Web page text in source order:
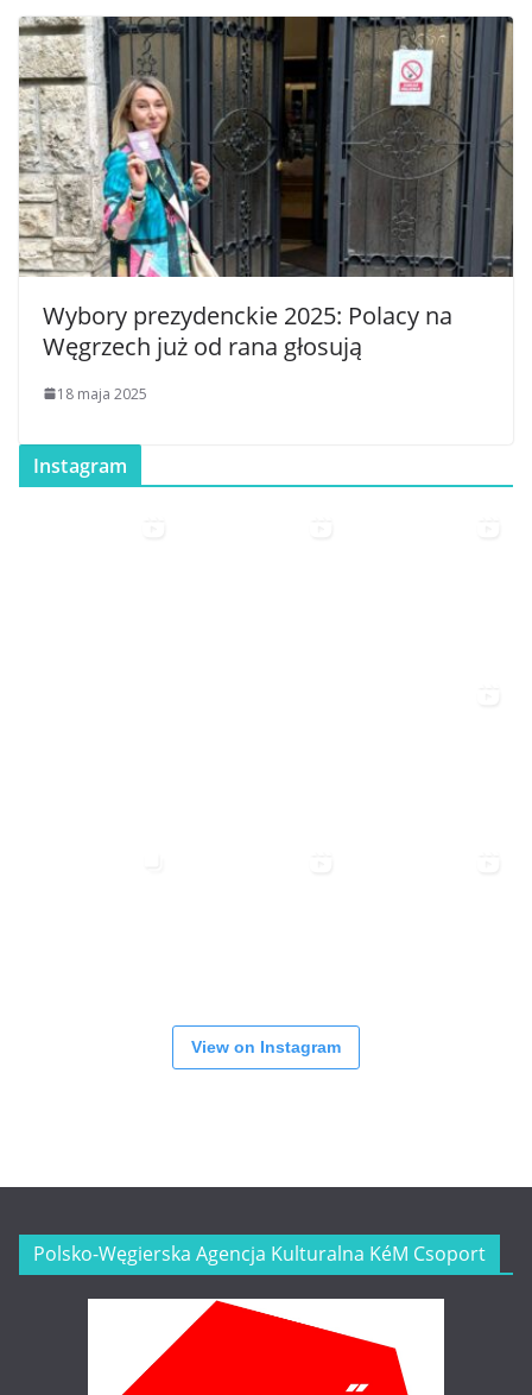
Wybory prezydenckie 2025: Polacy na
Węgrzech już od rana głosują
18 maja 2025
Instagram
View on Instagram
Polsko-Węgierska Agencja Kulturalna KéM Csoport